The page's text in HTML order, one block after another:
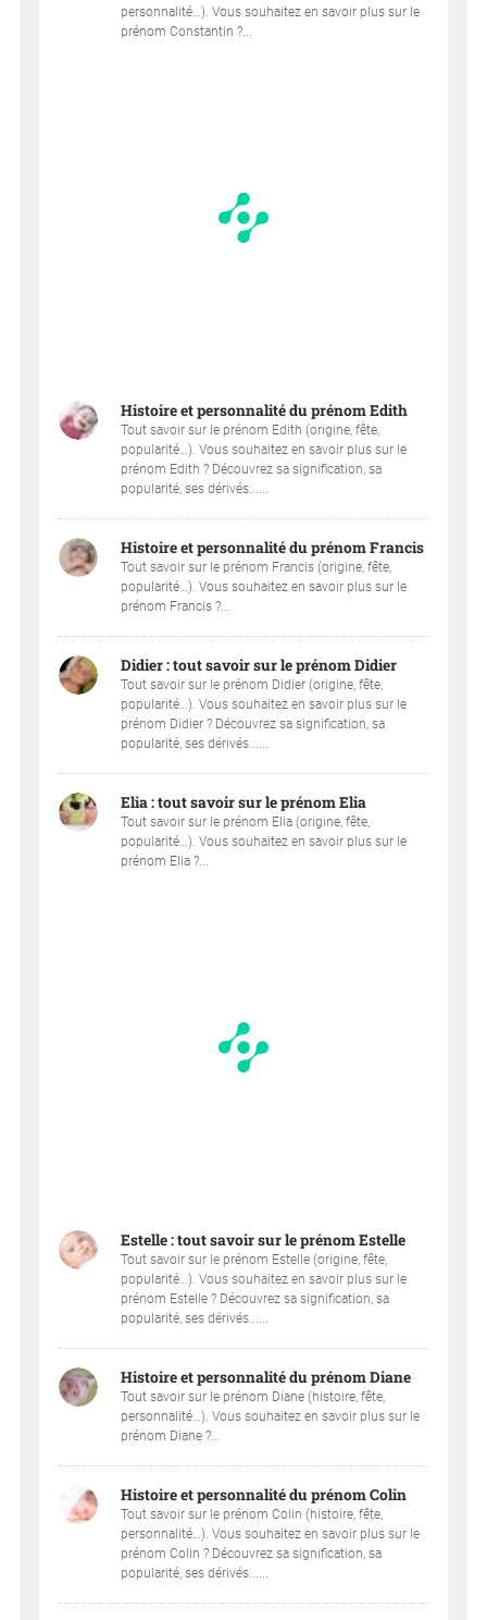
personnalité…). Vous souhaitez en savoir plus sur le
prénom Constantin ?...
Histoire et personnalité du prénom Edith
Tout savoir sur le prénom Edith (origine, fête,
popularité…). Vous souhaitez en savoir plus sur le
prénom Edith ? Découvrez sa signification, sa
popularité, ses dérivés......
Histoire et personnalité du prénom Francis
Tout savoir sur le prénom Francis (origine, fête,
popularité…). Vous souhaitez en savoir plus sur le
prénom Francis ?...
Didier : tout savoir sur le prénom Didier
Tout savoir sur le prénom Didier (origine, fête,
popularité…). Vous souhaitez en savoir plus sur le
prénom Didier ? Découvrez sa signification, sa
popularité, ses dérivés......
Elia : tout savoir sur le prénom Elia
Tout savoir sur le prénom Elia (origine, fête,
popularité…). Vous souhaitez en savoir plus sur le
prénom Elia ?...
Estelle : tout savoir sur le prénom Estelle
Tout savoir sur le prénom Estelle (origine, fête,
popularité…). Vous souhaitez en savoir plus sur le
prénom Estelle ? Découvrez sa signification, sa
popularité, ses dérivés......
Histoire et personnalité du prénom Diane
Tout savoir sur le prénom Diane (histoire, fête,
personnalité…). Vous souhaitez en savoir plus sur le
prénom Diane ?...
Histoire et personnalité du prénom Colin
Tout savoir sur le prénom Colin (histoire, fête,
personnalité…). Vous souhaitez en savoir plus sur le
prénom Colin ? Découvrez sa signification, sa
popularité, ses dérivés......